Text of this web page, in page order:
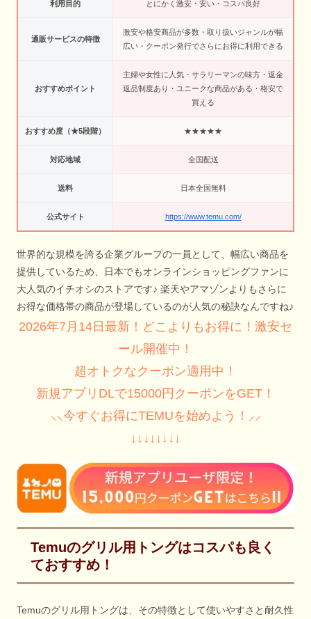
利用目的 とにかく激安・安い・コスパ良好
通販サービスの特徴
激安や格安商品が多数・取り扱いジャンルが幅
広い・クーポン発行でさらにお得に利用できる
おすすめポイント
主婦や女性に人気・サラリーマンの味方・返金
返品制度あり・ユニークな商品がある・格安で
買える
おすすめ度（★5段階） ★★★★★
対応地域 全国配送
送料 日本全国無料
公式サイト https://www.temu.com/
世界的な規模を誇る企業グループの一員として、幅広い商品を
提供しているため、日本でもオンラインショッピングファンに
大人気のイチオシのストアです♪ 楽天やアマゾンよりもさらに
お得な価格帯の商品が登場しているのが人気の秘訣なんですね♪
2026年7月14日最新！どこよりもお得に！激安セ
ール開催中！
超オトクなクーポン適用中！
新規アプリDLで15000円クーポンをGET！
⸜⸜今すぐお得にTEMUを始めよう！⸝⸝
↓↓↓↓↓↓↓↓
Temuのグリル用トングはコスパも良く
ておすすめ！
Temuのグリル用トングは、その特徴として使いやすさと耐久性